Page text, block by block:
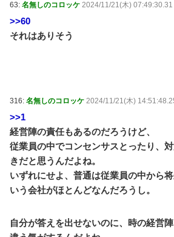
63: 名無しのコロッケ 2024/11/21(木)
>>60
それはありそう
316: 名無しのコロッケ 2024/11/21(木)
>>1
経営陣の責任もあるのだろうけど、
従業員の中でコンセンサスとったり、
きだと思うんだよね。
いずれにせよ、普通は従業員の中から
いう会社がほとんどなんだろうし。
自分が答えを出せないのに、時の経営